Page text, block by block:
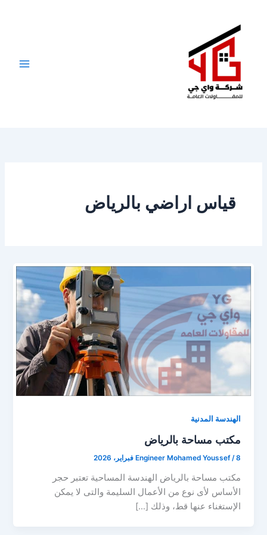
المحتوى
قياس اراضي بالرياض
الهندسة المدنية
مكتب مساحة بالرياض
Engineer Mohamed Youssef/8 فبراير، 2026
مكتب مساحة بالرياض الهندسة المساحية تعتبر حجر
الأساس لأى نوع من الأعمال السليمة والتى لا يمكن
الإستغناء عنها قط، وذلك […]